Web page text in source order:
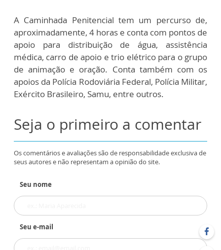
A Caminhada Penitencial tem um percurso de,
aproximadamente, 4 horas e conta com pontos de
apoio para distribuição de água, assistência
médica, carro de apoio e trio elétrico para o grupo
de animação e oração. Conta também com os
apoios da Polícia Rodoviária Federal, Polícia Militar,
Exército Brasileiro, Samu, entre outros.
Seja o primeiro a comentar
Os comentários e avaliações são de responsabilidade exclusiva de
seus autores e não representam a opinião do site.
Seu nome
Seu e-mail